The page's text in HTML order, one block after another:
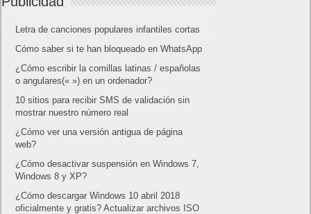
Letra de canciones populares infantiles cortas
Cómo saber si te han bloqueado en WhatsApp
¿Cómo escribir la comillas latinas / españolas
o angulares(« ») en un ordenador?
10 sitios para recibir SMS de validación sin
mostrar nuestro número real
¿Cómo ver una versión antigua de página
web?
¿Cómo desactivar suspensión en Windows 7,
Windows 8 y XP?
¿Cómo descargar Windows 10 abril 2018
oficialmente y gratis? Actualizar archivos ISO